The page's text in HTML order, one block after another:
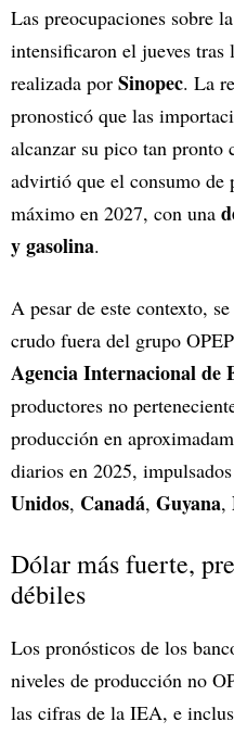
Las preocupaciones sobre
intensificaron el jueves tras
realizada por Sinopec. La
pronosticó que las
alcanzar su pico tan pronto
advirtió que el consumo de
máximo en 2027, con una
y gasolina.
A pesar de este contexto,
crudo fuera del grupo
Agencia Internacional de
productores no
producción en
diarios en 2025,
Unidos, Canadá, Guyana,
Dólar más fuerte,
débiles
Los pronósticos de los
niveles de producción no
las cifras de la IEA, e